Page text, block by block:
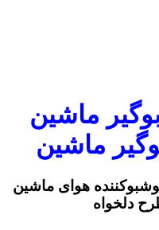
ماشین
هوای ماشین
دلخواه